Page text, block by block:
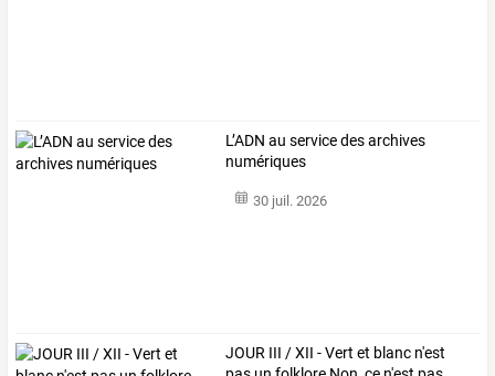
L’ADN au service des archives
numériques
30 juil. 2026
JOUR III /XII -Vert et blanc n'est